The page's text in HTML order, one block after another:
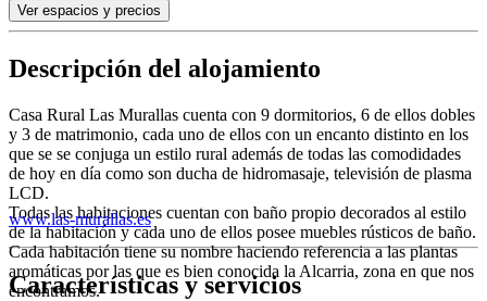
Ver espacios y precios
Descripción del alojamiento
Casa Rural Las Murallas cuenta con 9 dormitorios, 6 de ellos dobles
y 3 de matrimonio, cada uno de ellos con un encanto distinto en los
que se se conjuga un estilo rural además de todas las comodidades
de hoy en día como son ducha de hidromasaje, televisión de plasma
LCD.
Todas las habitaciones cuentan con baño propio decorados al estilo
de la habitación y cada uno de ellos posee muebles rústicos de baño.
Cada habitación tiene su nombre haciendo referencia a las plantas
aromáticas por las que es bien conocida la Alcarria, zona en que nos
encontramos.
www.las-murallas.es
Características y servicios